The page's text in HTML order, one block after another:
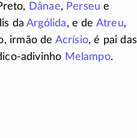
Dânae, Perseu e
daArgólida, e de Atreu,
irmão de Acrísio, é pai das
adivinho Melampo.